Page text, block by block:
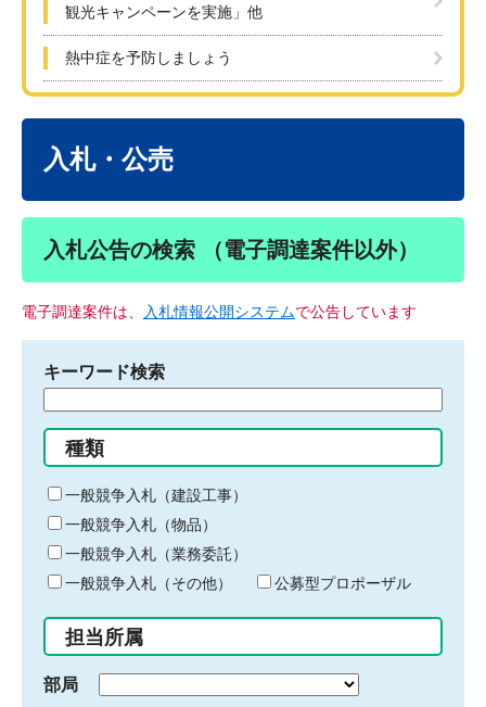
観光キャンペーンを実施」他
熱中症を予防しましょう
入札・公売
入札公告の検索 （電子調達案件以外）
電子調達案件は、 入札情報公開システムで公告しています
キーワード検索
る
キ
ー
ワ
ー
ド
入
力
種類
一般競争入札（建設工事）
一般競争入札（物品）
一般競争入札（業務委託）
一般競争入札（その他）
公募型プロポーザル
担当所属
部局